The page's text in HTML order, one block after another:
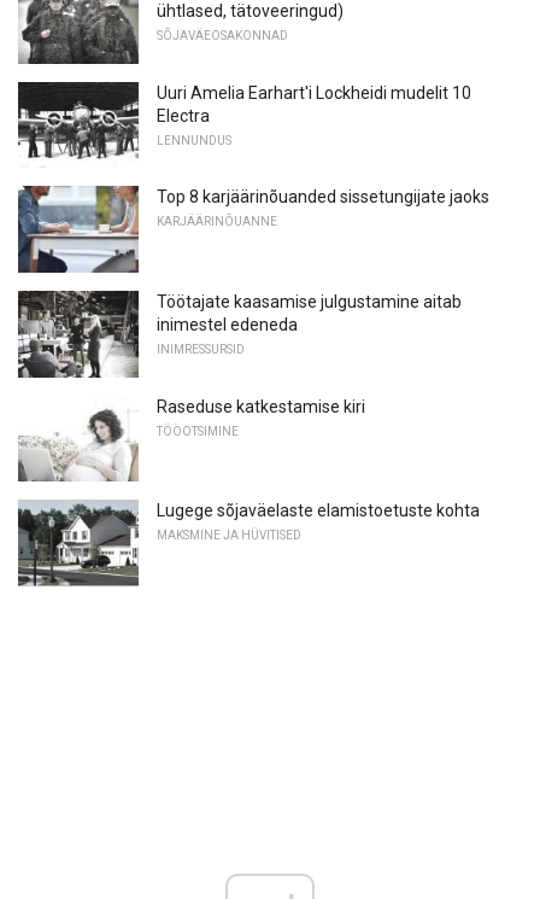
ühtlased, tätoveeringud)
SÕJAVÄEOSAKONNAD
Uuri Amelia Earhart'i Lockheidi mudelit 10
Electra
LENNUNDUS
Top 8 karjäärinõuanded sissetungijate jaoks
KARJÄÄRINÕUANNE
Töötajate kaasamise julgustamine aitab
inimestel edeneda
INIMRESSURSID
Raseduse katkestamise kiri
TÖÖOTSIMINE
Lugege sõjaväelaste elamistoetuste kohta
MAKSMINE JA HÜVITISED